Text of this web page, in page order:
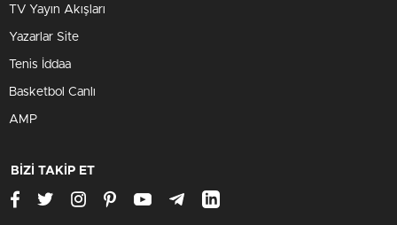
TV Yayın Akışları
Yazarlar Site
Tenis İddaa
Basketbol Canlı
AMP
BİZİ TAKİP ET